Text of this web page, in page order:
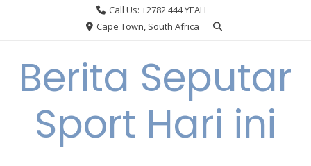
Call Us: +2782 444 YEAH
Cape Town, South Africa
Berita Seputar
Sport Hari ini